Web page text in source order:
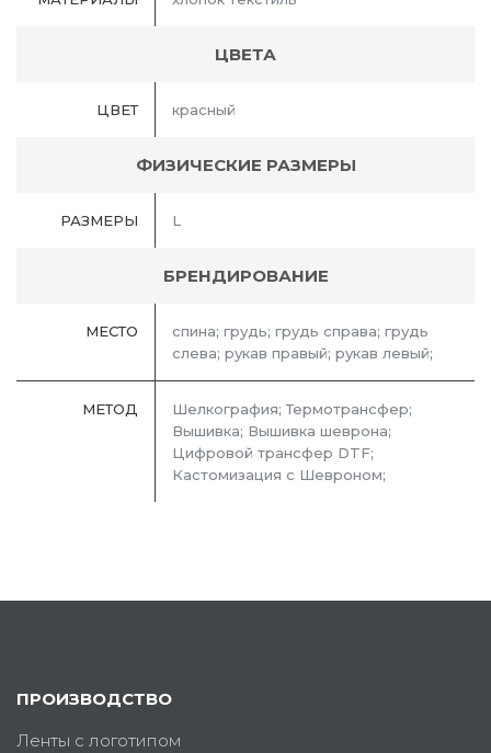
ЦВЕТА
ЦВЕТ красный
ФИЗИЧЕСКИЕ РАЗМЕРЫ
РАЗМЕРЫ L
БРЕНДИРОВАНИЕ
МЕСТО
спина; грудь; грудь справа; грудь
слева; рукав правый; рукав левый;
МЕТОД
Шелкография; Термотрансфер;
Вышивка; Вышивка шеврона;
Цифровой трансфер DTF;
Кастомизация с Шевроном;
ПРОИЗВОДСТВО
Ленты с логотипом